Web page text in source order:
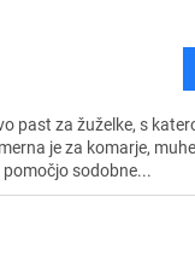
past za žuželke, s
je za komarje,
pomočjo sodobne...